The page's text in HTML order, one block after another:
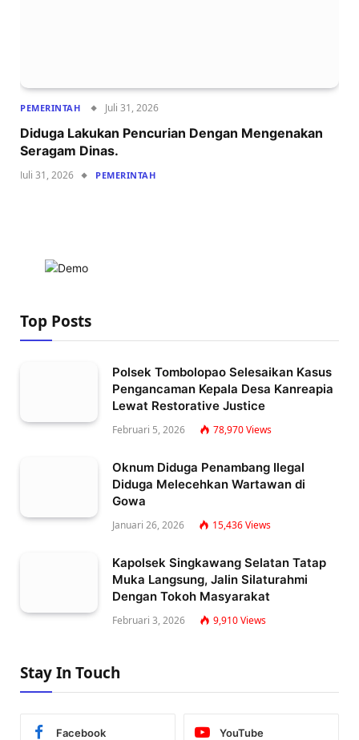
PEMERINTAH Juli 31, 2026
Diduga Lakukan Pencurian Dengan Mengenakan
Seragam Dinas.
Juli 31, 2026 PEMERINTAH
Top Posts
Polsek Tombolopao Selesaikan Kasus
Pengancaman Kepala Desa Kanreapia
Lewat Restorative Justice
Februari 5, 2026 78,970Views
Oknum Diduga Penambang Ilegal
Diduga Melecehkan Wartawan di
Gowa
Januari 26, 2026 15,436Views
Kapolsek Singkawang Selatan Tatap
Muka Langsung, Jalin Silaturahmi
Dengan Tokoh Masyarakat
Februari 3, 2026 9,910Views
Stay In Touch
Facebook YouTube